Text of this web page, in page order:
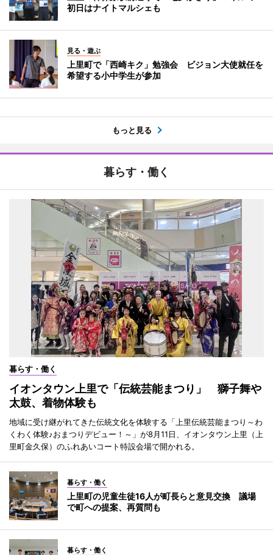
初日はナイトマルシェも
見る・遊ぶ
上里町で「西崎キク」勉強会 ビジョン大使就任を
希望する小中学生が参加
もっと見る
暮らす・働く
暮らす・働く
イオンタウン上里で「伝統芸能まつり」 獅子舞や
太鼓、着物体験も
地域に受け継がれてきた伝統文化を体験する「上里伝統芸能まつり～わ
くわく体験♪おまつりデビュー！～」が8月11日、イオンタウン上里（上
里町金久保）のふれあいコート特設会場で開かれる。
暮らす・働く
上里町の児童生徒16人が町長らと意見交換 議場
で町への提案、再質問も
暮らす・働く